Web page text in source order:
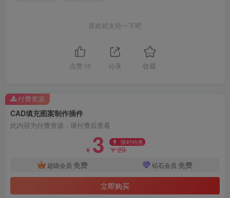
喜欢就支持一下吧
点赞 15 分享 收藏
CAD填充图案制作插件
此内容为付费资源，请付费后查看
￥ 3 限时特惠
￥29
超级会员 免费 钻石会员 免费
立即购买
付费资源